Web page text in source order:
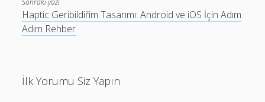
Haptic Geribildiřim Tasarımı: Android ve iOS İçin Adım
Adım Rehber
İlk Yorumu Siz Yapın